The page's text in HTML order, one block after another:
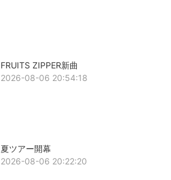
FRUITS ZIPPER新曲
2026-08-06 20:54:18
夏ツアー開幕
2026-08-06 20:22:20